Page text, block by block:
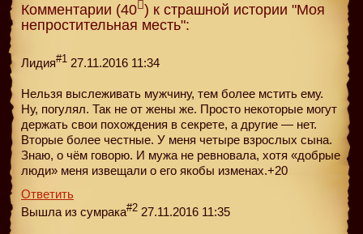
Комментарии (40 ) к страшной истории "Моя
непростительная месть":
Лидия#1 27.11.2016 11:34
Нельзя выслеживать мужчину, тем более мстить ему.
Ну, погулял. Так не от жены же. Просто некоторые могут
держать свои похождения в секрете, а другие — нет.
Вторые более честные. У меня четыре взрослых сына.
Знаю, о чём говорю. И мужа не ревновала, хотя «добрые
люди» меня извещали о его якобы изменах.+20
Ответить
Bышла из сумрака#2 27.11.2016 11:35